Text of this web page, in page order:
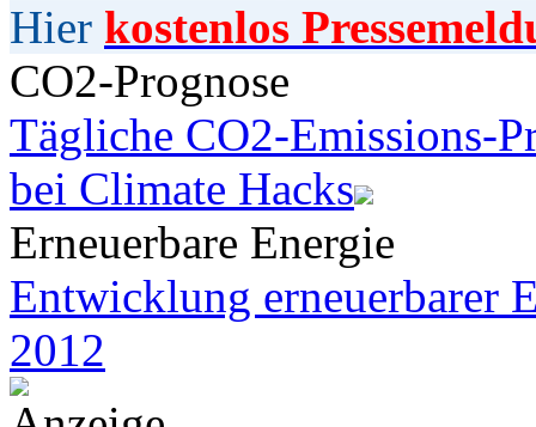
Hier kostenlos
CO2-Prognose
Tägliche CO2-Emissions-
bei Climate Hacks
Erneuerbare Energie
Entwicklung erneuerbarer
2012